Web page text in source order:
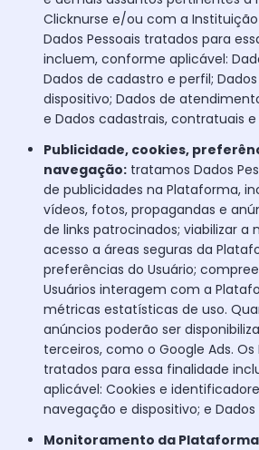
Clicknurse e/ou com a Instituição
Dados Pessoais tratados para
incluem, conforme aplicável:
Dados de cadastro e perfil;
dispositivo; Dados de
e Dados cadastrais, contratuais
Publicidade, cookies,
navegação: tratamos Dados
de publicidades na Plataforma,
vídeos, fotos, propagandas e
de links patrocinados; viabilizar a
acesso a áreas seguras da
preferências do Usuário;
Usuários interagem com a
métricas estatísticas de uso.
anúncios poderão ser
terceiros, como o Google Ads. Os
tratados para essa finalidade
aplicável: Cookies e
navegação e dispositivo; e
Monitoramento da